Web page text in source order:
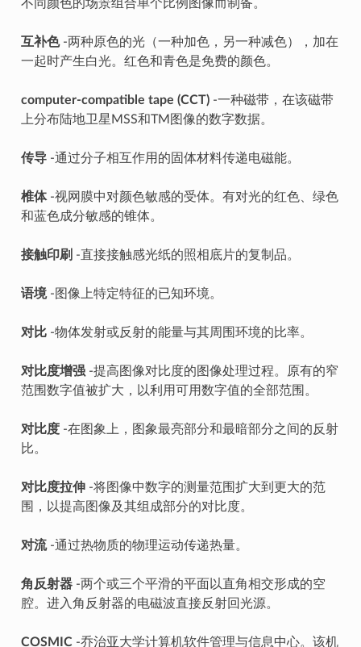
不同颜色的场景组合单个比例图像而制备。
互补色-两种原色的光（一种加色，另一种减色），加在
一起时产生白光。红色和青色是免费的颜色。
computer-compatible tape (CCT)-一种磁带，在该磁带
上分布陆地卫星MSS和TM图像的数字数据。
传导-通过分子相互作用的固体材料传递电磁能。
椎体-视网膜中对颜色敏感的受体。有对光的红色、绿色
和蓝色成分敏感的锥体。
接触印刷 -直接接触感光纸的照相底片的复制品。
语境-图像上特定特征的已知环境。
对比-物体发射或反射的能量与其周围环境的比率。
对比度增强-提高图像对比度的图像处理过程。原有的窄
范围数字值被扩大，以利用可用数字值的全部范围。
对比度-在图象上，图象最亮部分和最暗部分之间的反射
比。
对比度拉伸-将图像中数字的测量范围扩大到更大的范
围，以提高图像及其组成部分的对比度。
对流-通过热物质的物理运动传递热量。
角反射器-两个或三个平滑的平面以直角相交形成的空
腔。进入角反射器的电磁波直接反射回光源。
COSMIC-乔治亚大学计算机软件管理与信息中心。该机